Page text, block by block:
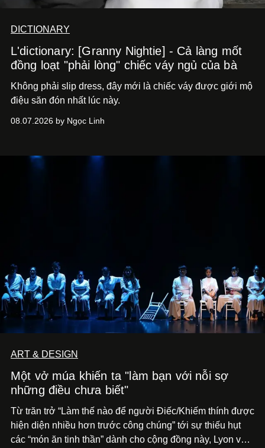
DICTIONARY
L'dictionary: [Granny Nightie] - Cả làng mốt
đồng loạt "phải lòng" chiếc váy ngủ của bà
Không phải slip dress, đây mới là chiếc váy được giới mộ
điệu săn đón nhất lúc này.
08.07.2026 by Ngọc Linh
ART & DESIGN
Một vở múa khiến ta "làm bạn với nỗi sợ
những điều chưa biết"
Từ trăn trở “Làm thế nào để người Điếc/Khiếm thính được
hiện diện nhiều hơn trước công chúng” tới sự thiếu hụt
các “món ăn tinh thần” dành cho cộng đồng này, Lyon và